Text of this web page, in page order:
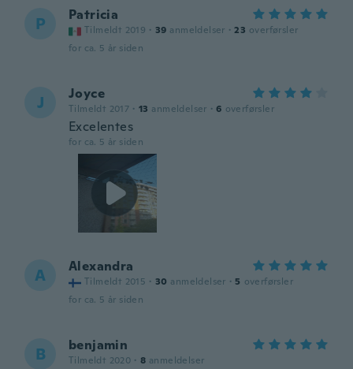
P Patricia
Tilmeldt 2019 · 39 anmeldelser · 23 overførsler
for ca. 5 år siden
J Joyce
Tilmeldt 2017 · 13 anmeldelser · 6 overførsler
Excelentes
for ca. 5 år siden
A Alexandra
Tilmeldt 2015 · 30 anmeldelser · 5 overførsler
for ca. 5 år siden
B benjamin
Tilmeldt 2020 · 8 anmeldelser